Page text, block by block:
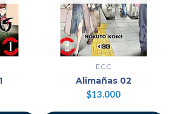
ECC
Alimañas 02
$13.000